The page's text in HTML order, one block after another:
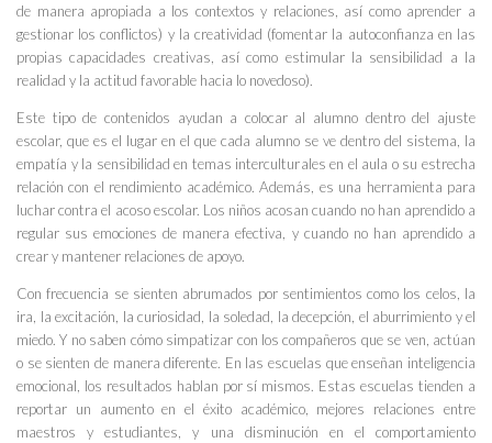
de manera apropiada a los contextos y relaciones, así como aprender a
gestionar los conflictos) y la creatividad (fomentar la autoconfianza en las
propias capacidades creativas, así como estimular la sensibilidad a la
realidad y la actitud favorable hacia lo novedoso).
Este tipo de contenidos ayudan a colocar al alumno dentro del ajuste
escolar, que es el lugar en el que cada alumno se ve dentro del sistema, la
empatía y la sensibilidad en temas interculturales en el aula o su estrecha
relación con el rendimiento académico. Además, es una herramienta para
luchar contra el acoso escolar. Los niños acosan cuando no han aprendido a
regular sus emociones de manera efectiva, y cuando no han aprendido a
crear y mantener relaciones de apoyo.
Con frecuencia se sienten abrumados por sentimientos como los celos, la
ira, la excitación, la curiosidad, la soledad, la decepción, el aburrimiento y el
miedo. Y no saben cómo simpatizar con los compañeros que se ven, actúan
o se sienten de manera diferente. En las escuelas que enseñan inteligencia
emocional, los resultados hablan por sí mismos. Estas escuelas tienden a
reportar un aumento en el éxito académico, mejores relaciones entre
maestros y estudiantes, y una disminución en el comportamiento